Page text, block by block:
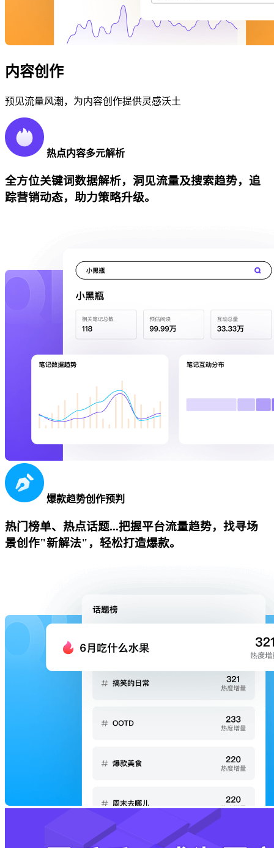
内容创作
预见流量风潮，为内容创作提供灵感沃土
热点内容多元解析
全方位关键词数据解析，洞见流量及搜索趋势，追
踪营销动态，助力策略升级。
爆款趋势创作预判
热门榜单、热点话题...把握平台流量趋势，找寻场
景创作"新解法"，轻松打造爆款。